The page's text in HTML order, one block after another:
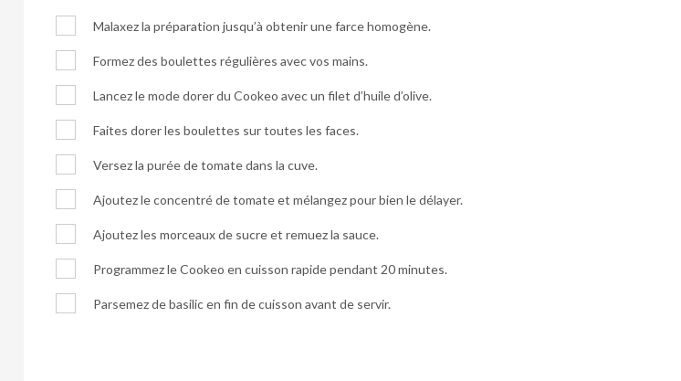
Malaxez la préparation jusqu’à obtenir une farce homogène.
Formez des boulettes régulières avec vos mains.
Lancez le mode dorer du Cookeo avec un filet d’huile d’olive.
Faites dorer les boulettes sur toutes les faces.
Versez la purée de tomate dans la cuve.
Ajoutez le concentré de tomate et mélangez pour bien le délayer.
Ajoutez les morceaux de sucre et remuez la sauce.
Programmez le Cookeo en cuisson rapide pendant 20 minutes.
Parsemez de basilic en fin de cuisson avant de servir.